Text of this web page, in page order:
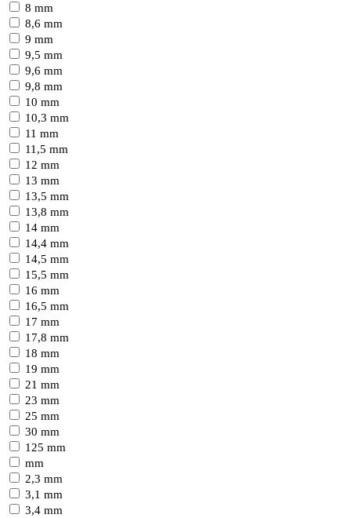
8 mm
8,6 mm
9 mm
9,5 mm
9,6 mm
9,8 mm
10 mm
10,3 mm
11 mm
11,5 mm
12 mm
13 mm
13,5 mm
13,8 mm
14 mm
14,4 mm
14,5 mm
15,5 mm
16 mm
16,5 mm
17 mm
17,8 mm
18 mm
19 mm
21 mm
23 mm
25 mm
30 mm
125 mm
mm
2,3 mm
3,1 mm
3,4 mm